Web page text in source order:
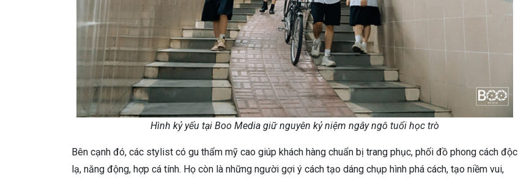
Hình kỷ yếu tại Boo Media giữ nguyên kỷ niệm ngây ngô tuổi học trò
Bên cạnh đó, các stylist có gu thẩm mỹ cao giúp khách hàng chuẩn bị trang phục, phối đồ phong cách độc
lạ, năng động, hợp cá tính. Họ còn là những người gợi ý cách tạo dáng chụp hình phá cách, tạo niềm vui,